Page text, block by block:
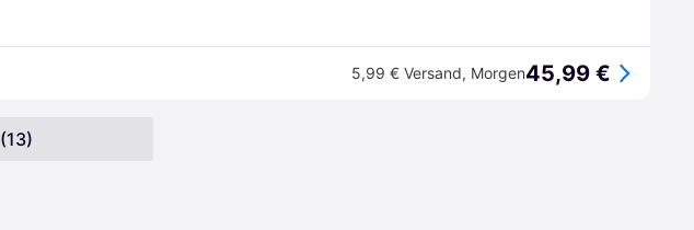
5,99 € Versand, Morgen45,99 €
Alle anzeigen (13)